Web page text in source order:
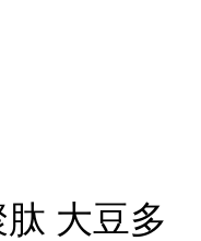
大豆多